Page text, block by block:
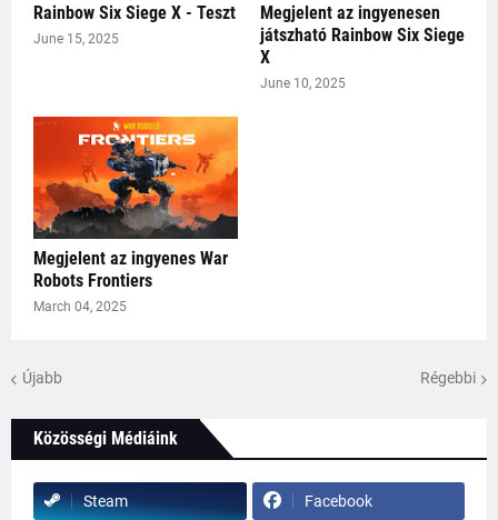
Rainbow Six Siege X - Teszt
June 15, 2025
Megjelent az ingyenesen
játszható Rainbow Six Siege
X
June 10, 2025
Megjelent az ingyenes War
Robots Frontiers
March 04, 2025
Újabb Régebbi
Közösségi Médiáink
Steam Facebook